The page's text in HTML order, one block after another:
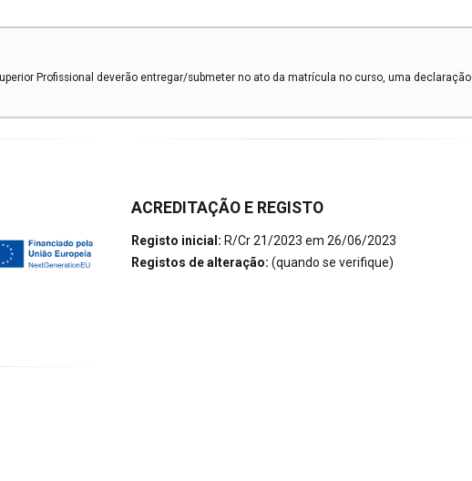
Profissional deverão entregar/submeter no ato da matrícula no curso, uma declaração
ACREDITAÇÃO E REGISTO
Registo inicial: R/Cr 21/2023 em 26/06/2023
Registos de alteração: (quando se verifique)